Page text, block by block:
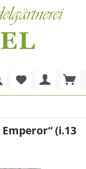
(i.13